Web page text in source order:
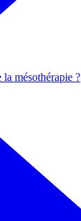
la mésothérapie ?